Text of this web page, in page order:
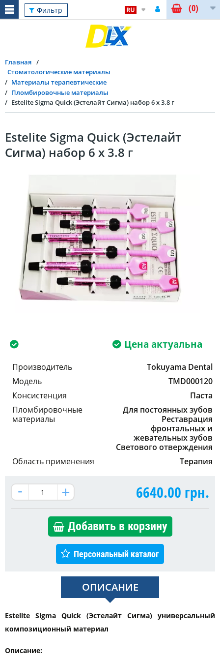
Фильтр (0)
Главная
Стоматологические материалы
Материалы терапевтические
Пломбировочные материалы
Estelite Sigma Quick (Эстелайт Сигма) набор 6 x 3.8 г
Estelite Sigma Quick (Эстелайт
Сигма) набор 6 x 3.8 г
Цена актуальна
Производитель
Tokuyama Dental
Модель
TMD000120
Консистенция
Паста
Пломбировочные
материалы
Для постоянных зубов
Реставрация
фронтальных и
жевательных зубов
Светового отверждения
Область применения
Терапия
6640.00 грн.
Добавить в корзину
Персональный каталог
ОПИСАНИЕ
Estelite Sigma Quick (Эстелайт Сигма) универсальный
композиционный материал
Описание: